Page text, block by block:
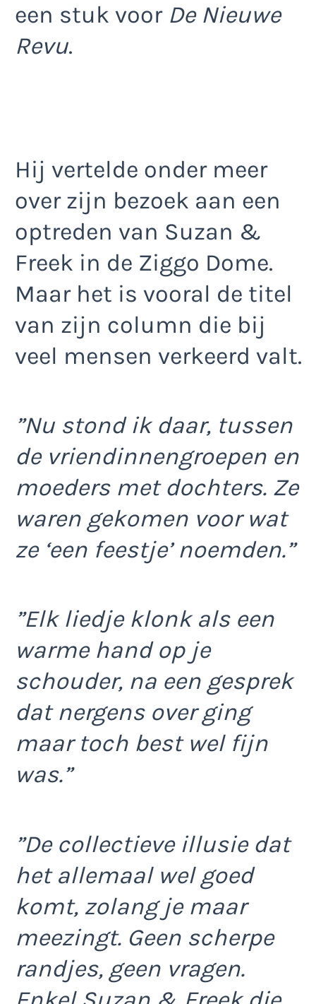
een stuk voor De Nieuwe
Revu.
Hij vertelde onder meer
over zijn bezoek aan een
optreden van Suzan &
Freek in de Ziggo Dome.
Maar het is vooral de titel
van zijn column die bij
veel mensen verkeerd valt.
”Nu stond ik daar, tussen
de vriendinnengroepen en
moeders met dochters. Ze
waren gekomen voor wat
ze ‘een feestje’ noemden.”
”Elk liedje klonk als een
warme hand op je
schouder, na een gesprek
dat nergens over ging
maar toch best wel fijn
was.”
”De collectieve illusie dat
het allemaal wel goed
komt, zolang je maar
meezingt. Geen scherpe
randjes, geen vragen.